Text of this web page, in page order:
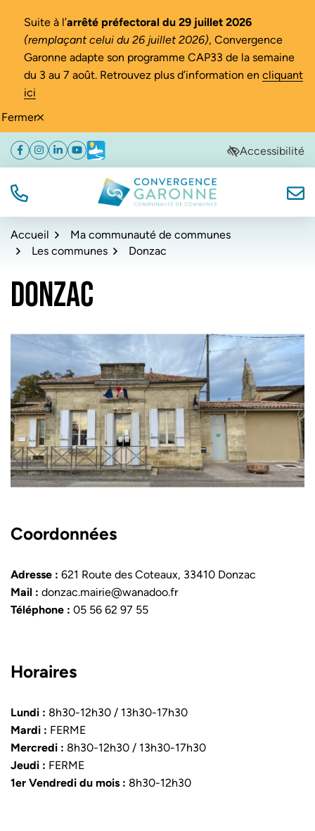
Fermer
Suite à l’arrêté préfectoral du 29 juillet 2026
(remplaçant celui du 26 juillet 2026), Convergence
Garonne adapte son programme CAP33 de la semaine
du 3 au 7 août. Retrouvez plus d’information en cliquant
ici
Aller
navigation
Aller
au
Aller
au
de
Facebook
(ouverture dans un nouvel onglet)
Instagram
(ouverture dans un nouvel onglet)
Linkedin
(ouverture dans un nouvel onglet)
YouTube
(ouverture dans un nouvel onglet)
Météo
(ouverture dans un nouvel onglet)Accessibilité
TÉL. Convergence Garonne
Accueil
Ma communauté de communes
Les communes
Donzac
DONZAC
Coordonnées
Adresse : 621 Route des Coteaux, 33410 Donzac
Mail : donzac.mairie@wanadoo.fr
Téléphone : 05 56 62 97 55
Horaires
Lundi : 8h30-12h30 / 13h30-17h30
Mardi : FERME
Mercredi : 8h30-12h30 / 13h30-17h30
Jeudi : FERME
1er Vendredi du mois : 8h30-12h30